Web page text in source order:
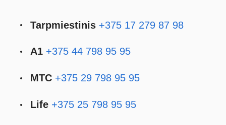
Tarpmiestinis +375 17 279 87 98
А1 +375 44 798 95 95
MТС +375 29 798 95 95
Life +375 25 798 95 95